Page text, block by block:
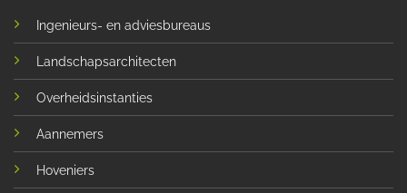
Ingenieurs- en adviesbureaus
Landschapsarchitecten
Overheidsinstanties
Aannemers
Hoveniers